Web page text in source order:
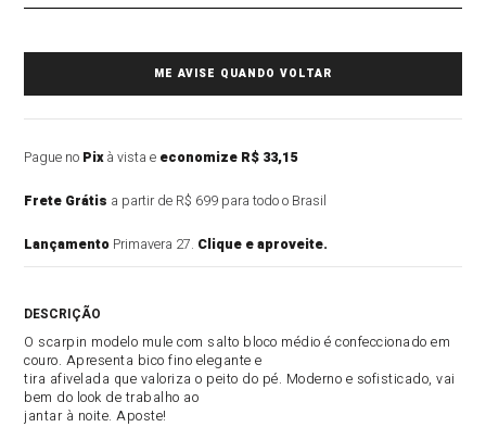
Pague no Pixà vista e economize R$ 33,15
Frete Grátis a partir de R$ 699 para todo o Brasil
Lançamento Primavera 27. Clique e aproveite.
O scarpin modelo mule com salto bloco médio é confeccionado em
couro. Apresenta bico fino elegante e
tira afivelada que valoriza o peito do pé. Moderno e sofisticado, vai
bem do look de trabalho ao
jantar à noite. Aposte!